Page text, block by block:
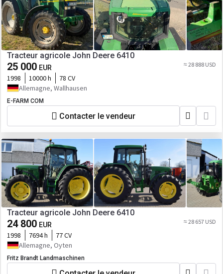
Tracteur agricole John Deere 6410
25 000 EUR ≈ 28 888 USD
1998 10000 h
78 CV
Allemagne, Wallhausen
E-FARM COM
Contacter le vendeur
Tracteur agricole John Deere 6410
24 800 EUR ≈ 28 657 USD
1998 7694 h
77 CV
Allemagne, Oyten
Fritz Brandt Landmaschinen